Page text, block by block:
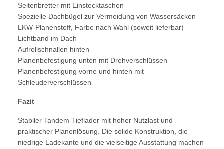
Seitenbretter mit Einstecktaschen
Spezielle Dachbügel zur Vermeidung von Wassersäcken
LKW-Planenstoff, Farbe nach Wahl (soweit lieferbar)
Lichtband im Dach
Aufrollschnallen hinten
Planenbefestigung unten mit Drehverschlüssen
Planenbefestigung vorne und hinten mit
Schleuderverschlüssen
Fazit
Stabiler Tandem-Tieflader mit hoher Nutzlast und
praktischer Planenlösung. Die solide Konstruktion, die
niedrige Ladekante und die vielseitige Ausstattung machen